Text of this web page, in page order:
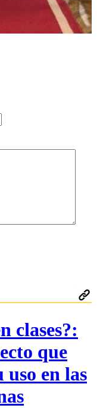
clases?:
que
en las